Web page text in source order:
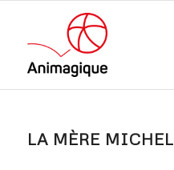
LA MÈRE MICHEL